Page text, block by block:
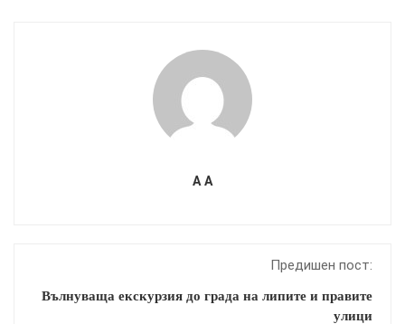
A A
Предишен пост:
Вълнуваща екскурзия до града на липите и правите
улици